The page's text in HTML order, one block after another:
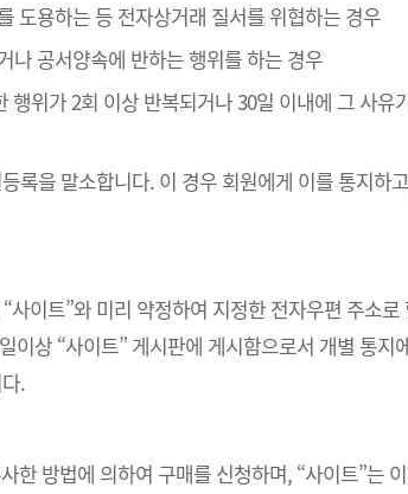
도용하는 등 전자상거래 질서를 위협하는 경우
나 공서양속에 반하는 행위를 하는 경우
위가 2회 이상 반복되거나 30일 이내에 그 사유
을 말소합니다. 이 경우 회원에게 이를 통지하
이트”와 미리 약정하여 지정한 전자우편 주소로
상 “사이트” 게시판에 게시함으로서 개별 통
.
방법에 의하여 구매를 신청하며, “사이트”는